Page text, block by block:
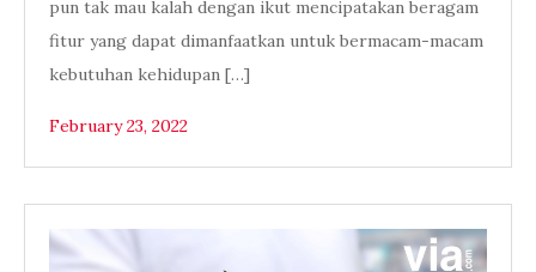
pun tak mau kalah dengan ikut mencipatakan beragam
fitur yang dapat dimanfaatkan untuk bermacam-macam
kebutuhan kehidupan […]
February 23, 2022